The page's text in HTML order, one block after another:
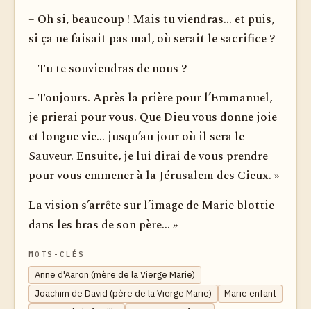
– Oh si, beaucoup ! Mais tu viendras... et puis,
si ça ne faisait pas mal, où serait le sacrifice ?
– Tu te souviendras de nous ?
– Toujours. Après la prière pour l’Emmanuel,
je prierai pour vous. Que Dieu vous donne joie
et longue vie... jusqu’au jour où il sera le
Sauveur. Ensuite, je lui dirai de vous prendre
pour vous emmener à la Jérusalem des Cieux. »
La vision s’arrête sur l’image de Marie blottie
dans les bras de son père... »
MOTS-CLÉS
Anne d'Aaron (mère de la Vierge Marie)
Joachim de David (père de la Vierge Marie)
Marie enfant